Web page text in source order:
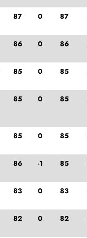
87 0 87
86 0 86
85 0 85
85 0 85
85 0 85
86 -1 85
83 0 83
82 0 82